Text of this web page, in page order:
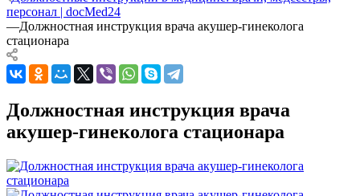
персонал | docMed24
—Должностная инструкция врача акушер-гинеколога
стационара
Должностная инструкция врача
акушер-гинеколога стационара